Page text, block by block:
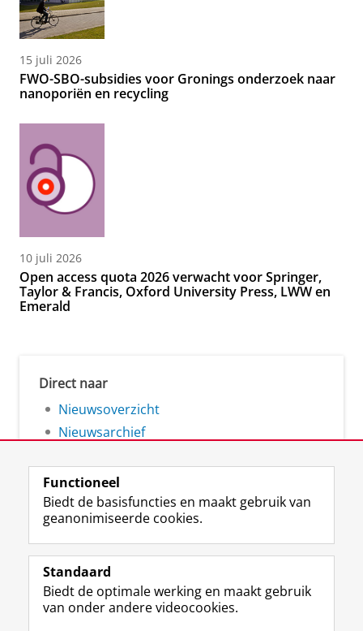
15 juli 2026
FWO-SBO-subsidies voor Gronings onderzoek naar
nanoporiën en recycling
10 juli 2026
Open access quota 2026 verwacht voor Springer,
Taylor & Francis, Oxford University Press, LWW en
Emerald
Direct naar
Nieuwsoverzicht
Nieuwsarchief
Volg de RUG
F
a
e
b
L
i
k
e
R
S
-
f
I
n
t
Y
o
T
Studiekiezers
Functioneel
Biedt de basisfuncties en maakt gebruik van
geanonimiseerde cookies.
Standaard
Biedt de optimale werking en maakt gebruik
van onder andere videocookies.